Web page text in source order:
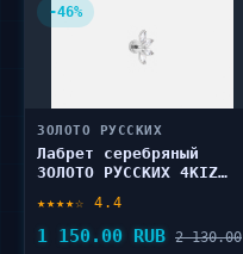
-46%
ЗОЛОТО РУССКИХ
Лабрет серебряный
ЗОЛОТО РУССКИХ 4KIZ
★★★★☆ 4.4
1 150.00 RUB 2 130.00